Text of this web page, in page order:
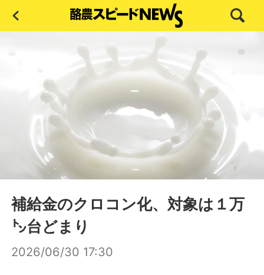
補給金のクロコン化、対象は１万
㌧台どまり
2026/06/30 17:30